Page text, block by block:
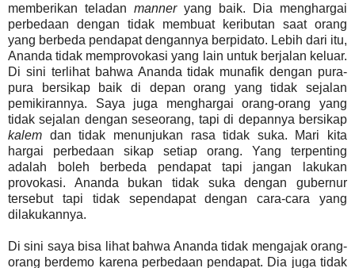
memberikan teladan manneryang baik. Dia menghargai
perbedaan dengan tidak membuat keributan saat orang
yang berbeda pendapat dengannya berpidato. Lebih dari itu,
Ananda tidak memprovokasi yang lain untuk berjalan keluar.
Di sini terlihat bahwa Ananda tidak munafik dengan pura-
pura bersikap baik di depan orang yang tidak sejalan
pemikirannya. Saya juga menghargai orang-orang yang
tidak sejalan dengan seseorang, tapi di depannya bersikap
kalem dan tidak menunjukan rasa tidak suka. Mari kita
hargai perbedaan sikap setiap orang. Yang terpenting
adalah boleh berbeda pendapat tapi jangan lakukan
provokasi. Ananda bukan tidak suka dengan gubernur
tersebut tapi tidak sependapat dengan cara-cara yang
dilakukannya.
Di sini saya bisa lihat bahwa Ananda tidak mengajak orang-
orang berdemo karena perbedaan pendapat. Dia juga tidak